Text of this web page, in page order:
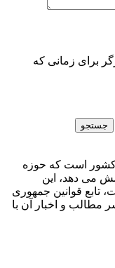
برای زمانی که
کشور است که حوزه
می دهد، این
تابع قوانین جمهوری
مطالب و اخبار آن با